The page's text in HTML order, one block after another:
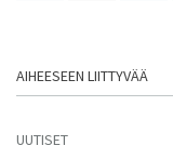
AIHEESEEN LIITTYVÄÄ
UUTISET